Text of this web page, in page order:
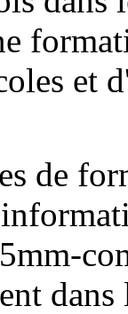
et
de